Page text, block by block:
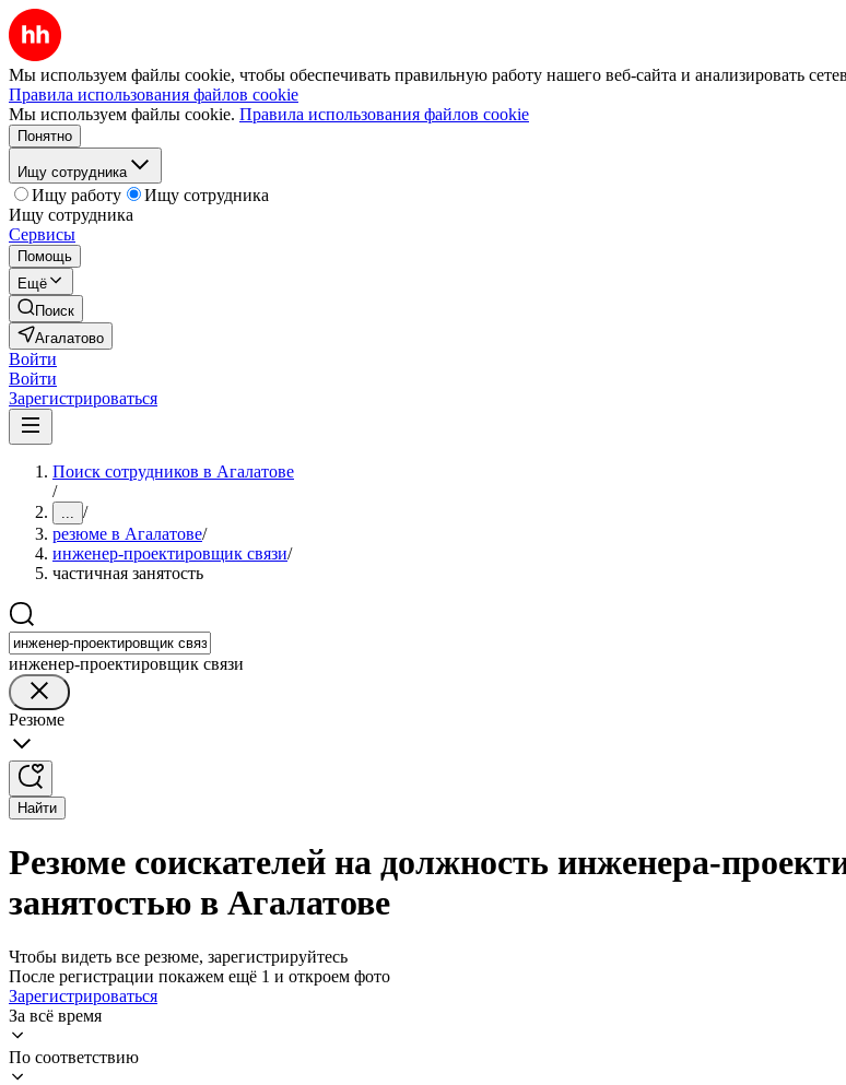
Мы используем файлы cookie, чтобы обеспечивать правильную работу нашего веб-сайта и анализировать
Правила использования файлов cookie
Мы используем файлы cookie. Правила использования файлов cookie
Понятно
Ищу сотрудника
Ищу работу
Ищу сотрудника
Ищу сотрудника
Сервисы
Помощь
Ещё
Поиск
Агалатово
Войти
Войти
Зарегистрироваться
Поиск сотрудников в Агалатове
/
... /
резюме в Агалатове/
инженер-проектировщик связи/
частичная занятость
инженер-проектировщик связи
Резюме
Найти
Резюме соискателей на должность инженера-
занятостью в Агалатове
Чтобы видеть все резюме, зарегистрируйтесь
После регистрации покажем ещё 1 и откроем фото
Зарегистрироваться
За всё время
По соответствию